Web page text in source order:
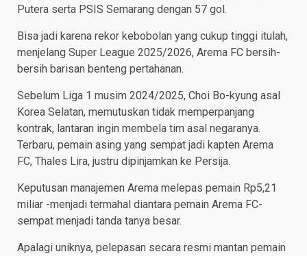
Putera serta PSIS Semarang dengan 57 gol.
Bisa jadi karena rekor kebobolan yang cukup tinggi itulah,
menjelang Super League 2025/2026, Arema FC bersih-
bersih barisan benteng pertahanan.
Sebelum Liga 1 musim 2024/2025, Choi Bo-kyung asal
Korea Selatan, memutuskan tidak memperpanjang
kontrak, lantaran ingin membela tim asal negaranya.
Terbaru, pemain asing yang sempat jadi kapten Arema
FC, Thales Lira, justru dipinjamkan ke Persija.
Keputusan manajemen Arema melepas pemain Rp5,21
miliar -menjadi termahal diantara pemain Arema FC-
sempat menjadi tanda tanya besar.
Apalagi uniknya, pelepasan secara resmi mantan pemain